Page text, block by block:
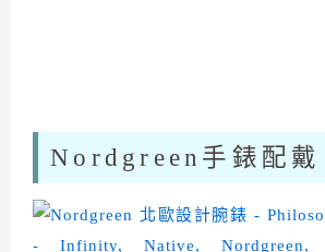
Nordgreen手錶配戴